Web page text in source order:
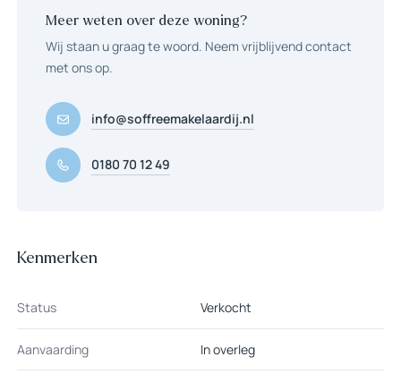
Meer weten over deze woning?
Wij staan u graag te woord. Neem vrijblijvend contact
met ons op.
info@soffreemakelaardij.nl
0180 70 12 49
Kenmerken
Status Verkocht
Aanvaarding In overleg